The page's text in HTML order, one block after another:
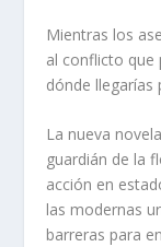
Mientras los
al conflicto que
dónde llegarías
La nueva
guardián de la
acción en
las modernas
barreras para